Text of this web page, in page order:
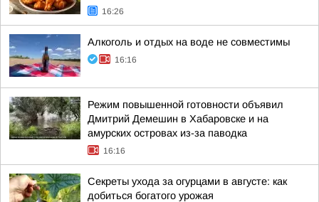
16:26
Алкоголь и отдых на воде не совместимы
16:16
Режим повышенной готовности объявил
Дмитрий Демешин в Хабаровске и на
амурских островах из-за паводка
16:16
Секреты ухода за огурцами в августе: как
добиться богатого урожая